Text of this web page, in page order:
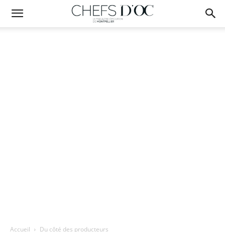
Accueil Du côté des producteurs